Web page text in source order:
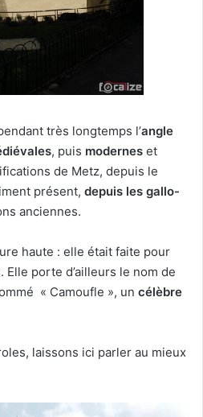
très longtemps l’angle
, puis modernes et
de Metz, depuis le
présent, depuis les gallo-
anciennes.
haute : elle était faite pour
Elle porte d’ailleurs le nom de
« Camoufle », un célèbre
laissons ici parler au mieux